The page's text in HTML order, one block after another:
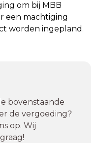
om bij MBB
een machtiging
worden ingepland.
bovenstaande
de vergoeding?
op. Wij